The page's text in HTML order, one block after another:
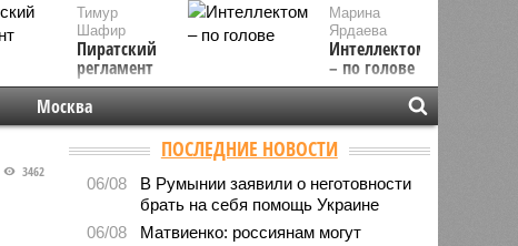
Марина
Ярдаева
Интеллектом
– по голове
Тимур
Шафир
Пиратский
регламент
Москва
3462
ПОСЛЕДНИЕ НОВОСТИ
06/08
В Румынии заявили о неготовности
брать на себя помощь Украине
06/08
Матвиенко: россиянам могут